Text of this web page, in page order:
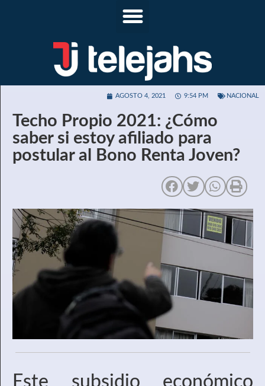
AGOSTO 4, 2021 9:54 PM NACIONAL
Techo Propio 2021: ¿Cómo
saber si estoy afiliado para
postular al Bono Renta Joven?
Este subsidio económico